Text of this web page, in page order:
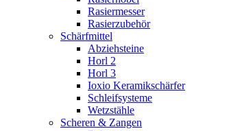
Rasiermesser
Rasierzubehör
Schärfmittel
Abziehsteine
Horl 2
Horl 3
Ioxio Keramikschärfer
Schleifsysteme
Wetzstähle
Scheren & Zangen